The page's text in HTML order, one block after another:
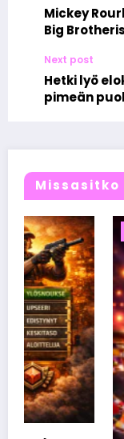
Mickey
Big
Next post
Hetki lyö
pimeän
Missasitko
Viihde